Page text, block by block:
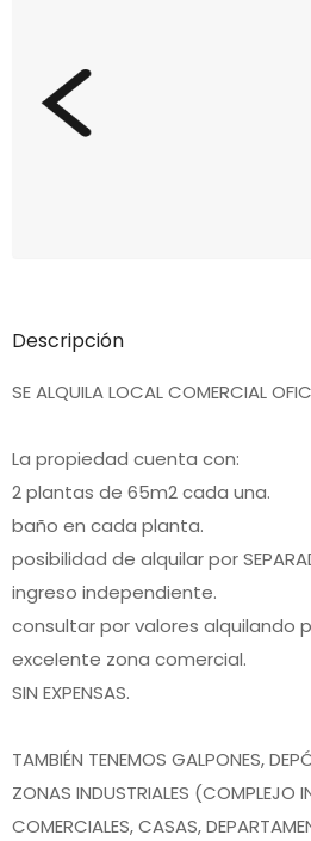
Descripción
SE ALQUILA LOCAL COMERCIAL
La propiedad cuenta con:
2 plantas de 65m2 cada una.
baño en cada planta.
posibilidad de alquilar por
ingreso independiente.
consultar por valores alquilando
excelente zona comercial.
SIN EXPENSAS.
TAMBIÉN TENEMOS GALPONES,
ZONAS INDUSTRIALES (COMPLEJO
COMERCIALES, CASAS,